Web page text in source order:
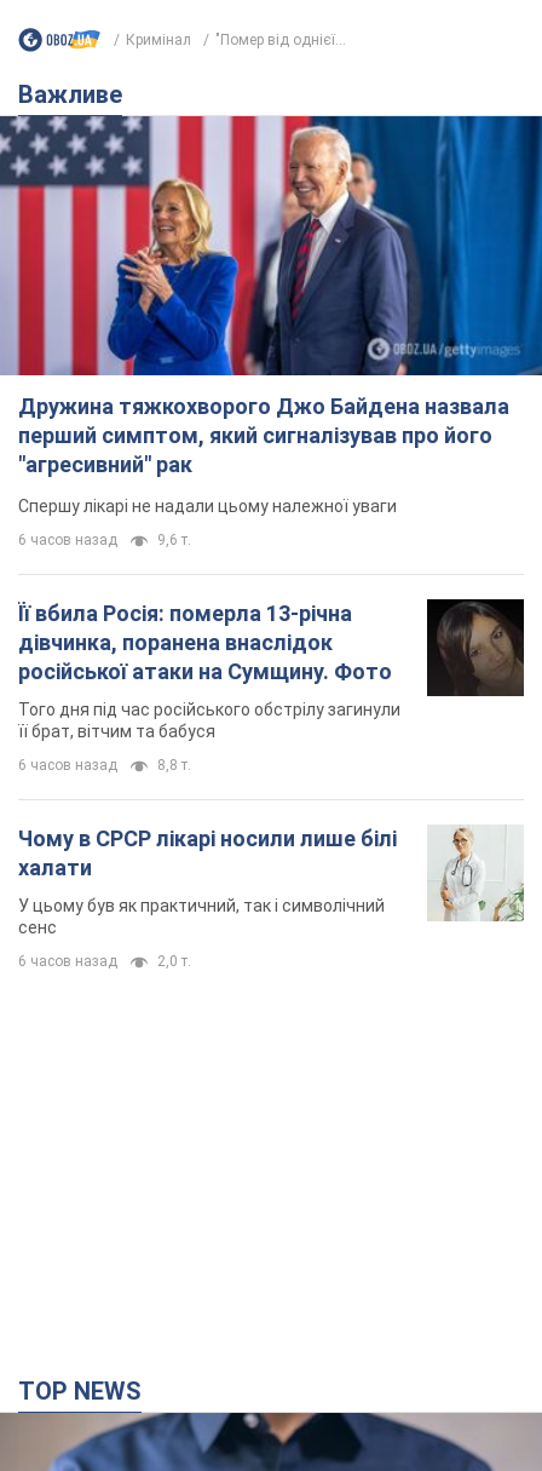
Кримінал "Помер від однієї...
Важливе
Дружина тяжкохворого Джо Байдена назвала
перший симптом, який сигналізував про його
"агресивний" рак
Спершу лікарі не надали цьому належної уваги
6 часов назад 9,6 т.
Її вбила Росія: померла 13-річна
дівчинка, поранена внаслідок
російської атаки на Сумщину. Фото
Того дня під час російського обстрілу загинули
її брат, вітчим та бабуся
6 часов назад 8,8 т.
Чому в СРСР лікарі носили лише білі
халати
У цьому був як практичний, так і символічний
сенс
6 часов назад 2,0 т.
TOP NEWS